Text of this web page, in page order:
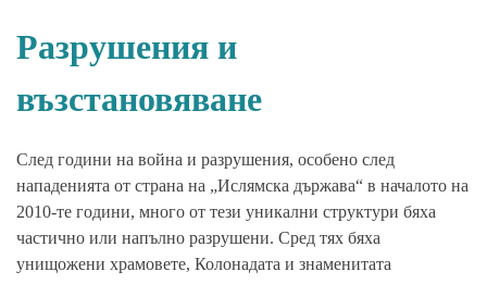
Разрушения и
възстановяване
След години на война и разрушения, особено след
нападенията от страна на „Ислямска държава“ в началото на
2010-те години, много от тези уникални структури бяха
частично или напълно разрушени. Сред тях бяха
унищожени храмовете, Колонадата и знаменитата